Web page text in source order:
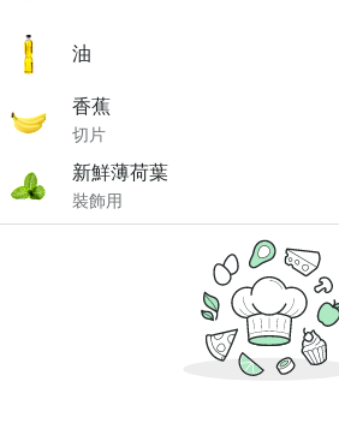
油
香蕉
切片
新鮮薄荷葉
裝飾用